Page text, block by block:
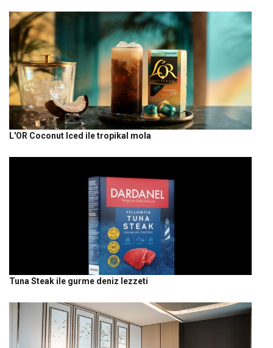
L'OR Coconut Iced ile tropikal mola
Tuna Steak ile gurme deniz lezzeti